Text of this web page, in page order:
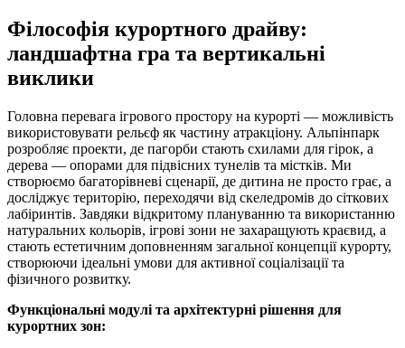
Філософія курортного драйву:
ландшафтна гра та вертикальні
виклики
Головна перевага ігрового простору на курорті — можливість
використовувати рельєф як частину атракціону. Альпінпарк
розробляє проекти, де пагорби стають схилами для гірок, а
дерева — опорами для підвісних тунелів та містків. Ми
створюємо багаторівневі сценарії, де дитина не просто грає, а
досліджує територію, переходячи від скеледромів до сіткових
лабіринтів. Завдяки відкритому плануванню та використанню
натуральних кольорів, ігрові зони не захаращують краєвид, а
стають естетичним доповненням загальної концепції курорту,
створюючи ідеальні умови для активної соціалізації та
фізичного розвитку.
Функціональні модулі та архітектурні рішення для
курортних зон: